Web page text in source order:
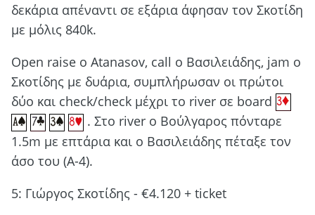
δεκάρια απέναντι σε εξάρια άφησαν τον Σκοτίδη
με μόλις 840k.
Οpen raise o Atanasov, call o Βασιλειάδης, jam o
Σκοτίδης με δυάρια, συμπλήρωσαν οι πρώτοι
δύο και check/check μέχρι το river σε board
. Στο river ο Βούλγαρος πόνταρε
1.5m με επτάρια και ο Βασιλειάδης πέταξε τον
άσο του (Α-4).
5: Γιώργος Σκοτίδης - €4.120 + ticket